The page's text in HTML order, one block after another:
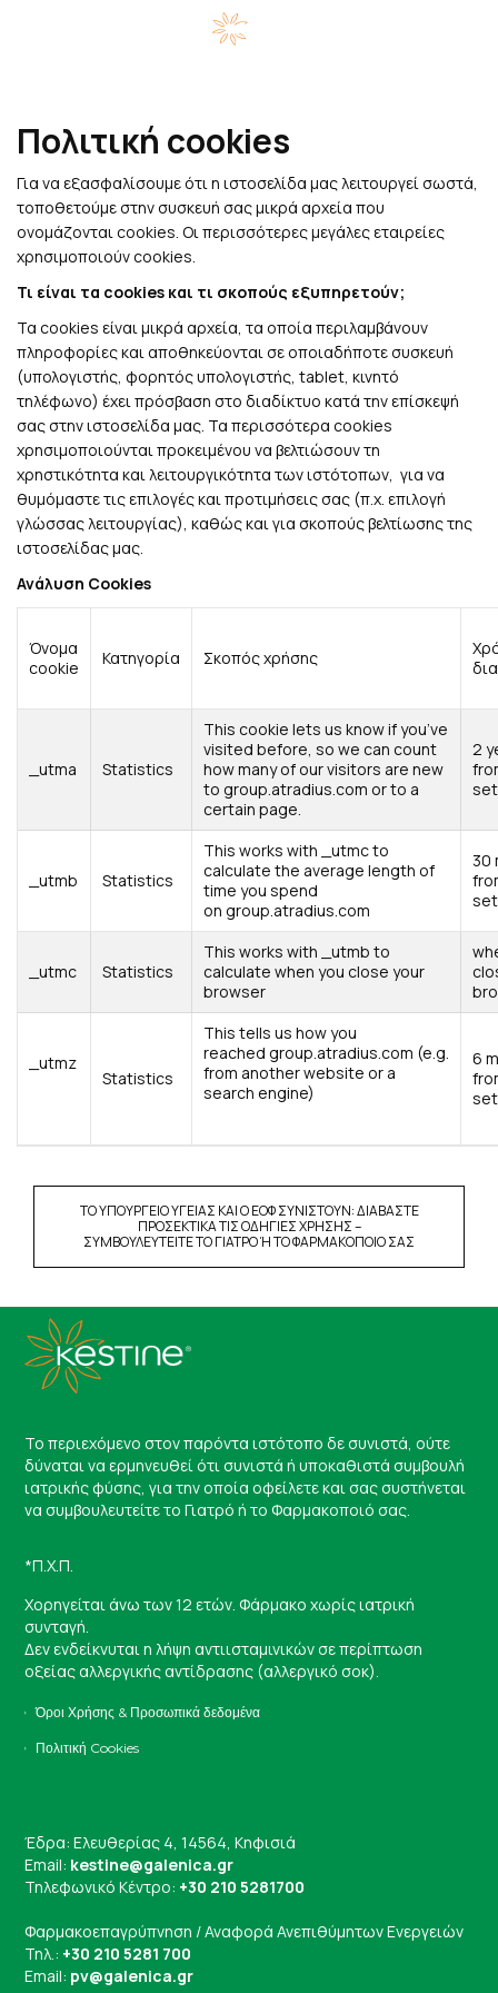
Πολιτική cookies
Για να εξασφαλίσουμε ότι η ιστοσελίδα μας λειτουργεί σωστά,
τοποθετούμε στην συσκευή σας μικρά αρχεία που
ονομάζονται cookies. Οι περισσότερες μεγάλες εταιρείες
χρησιμοποιούν cookies.
Τι είναι τα cookies και τι σκοπούς εξυπηρετούν;
Τα cookies είναι μικρά αρχεία, τα οποία περιλαμβάνουν
πληροφορίες και αποθηκεύονται σε οποιαδήποτε συσκευή
(υπολογιστής, φορητός υπολογιστής, tablet, κινητό
τηλέφωνο) έχει πρόσβαση στο διαδίκτυο κατά την επίσκεψή
σας στην ιστοσελίδα μας. Τα περισσότερα cookies
χρησιμοποιούνται προκειμένου να βελτιώσουν τη
χρηστικότητα και λειτουργικότητα των ιστότοπων, για να
θυμόμαστε τις επιλογές και προτιμήσεις σας (π.χ. επιλογή
γλώσσας λειτουργίας), καθώς και για σκοπούς βελτίωσης της
ιστοσελίδας μας.
Ανάλυση Cookies
Όνομα
cookie
Κατηγορία Σκοπός χρήσης
_utma Statistics
This cookie lets us know if you’ve
visited before, so we can count
how many of our visitors are new
to group.atradius.com or to a
certain page.
2
_utmb Statistics
This works with _utmc to
calculate the average length of
time you spend
on group.atradius.com
30
_utmc Statistics
This works with _utmb to
calculate when you close your
browser
_utmz
Statistics
This tells us how you
reached group.atradius.com (e.g.
from another website or a
search engine)
6
ΤΟ ΥΠΟΥΡΓΕΙΟ ΥΓΕΙΑΣ ΚΑΙ Ο ΕΟΦ ΣΥΝΙΣΤΟΥΝ: ΔΙΑΒΑΣΤΕ
ΠΡΟΣΕΚΤΙΚΑ ΤΙΣ ΟΔΗΓΙΕΣ ΧΡΗΣΗΣ –
ΣΥΜΒΟΥΛΕΥΤΕΙΤΕ ΤΟ ΓΙΑΤΡΟ Ή ΤΟ ΦΑΡΜΑΚΟΠΟΙΟ ΣΑΣ
Το περιεχόμενο στον παρόντα ιστότοπο δε συνιστά, ούτε
δύναται να ερμηνευθεί ότι συνιστά ή υποκαθιστά συμβουλή
ιατρικής φύσης, για την οποία οφείλετε και σας συστήνεται
να συμβουλευτείτε το Γιατρό ή το Φαρμακοποιό σας.
*Π.Χ.Π.
Χορηγείται άνω των 12 ετών. Φάρμακο χωρίς ιατρική
συνταγή.
Δεν ενδείκνυται η λήψη αντιισταμινικών σε περίπτωση
οξείας αλλεργικής αντίδρασης (αλλεργικό σοκ).
Όροι Χρήσης & Προσωπικά δεδομένα
Πολιτική Cookies
Έδρα: Ελευθερίας 4, 14564, Κηφισιά
Email: kestine@galenica.gr
Τηλεφωνικό Κέντρο: +30 210 5281700
Φαρμακοεπαγρύπνηση / Αναφορά Ανεπιθύμητων Ενεργειών
Τηλ.: +30 210 5281 700
Email: pv@galenica.gr